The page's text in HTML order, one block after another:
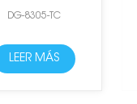
DG-8305-TC
LEER MÁS